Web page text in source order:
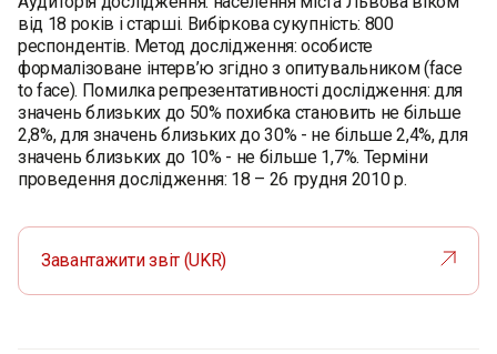
від 18 років і старші. Вибіркова сукупність: 800
респондентів. Метод дослідження: особисте
формалізоване інтерв’ю згідно з опитувальником (face
to face). Помилка репрезентативності дослідження: для
значень близьких до 50% похибка становить не більше
2,8%, для значень близьких до 30% - не більше 2,4%, для
значень близьких до 10% - не більше 1,7%. Терміни
проведення дослідження: 18 – 26 грудня 2010 р.
Завантажити звіт (UKR)